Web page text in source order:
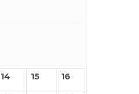
14 15 16